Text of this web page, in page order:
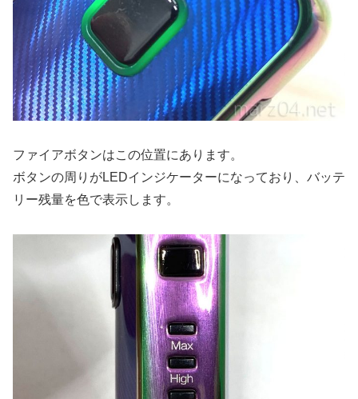
ファイアボタンはこの位置にあります。
ボタンの周りがLEDインジケーターになっており、バッテ
リー残量を色で表示します。